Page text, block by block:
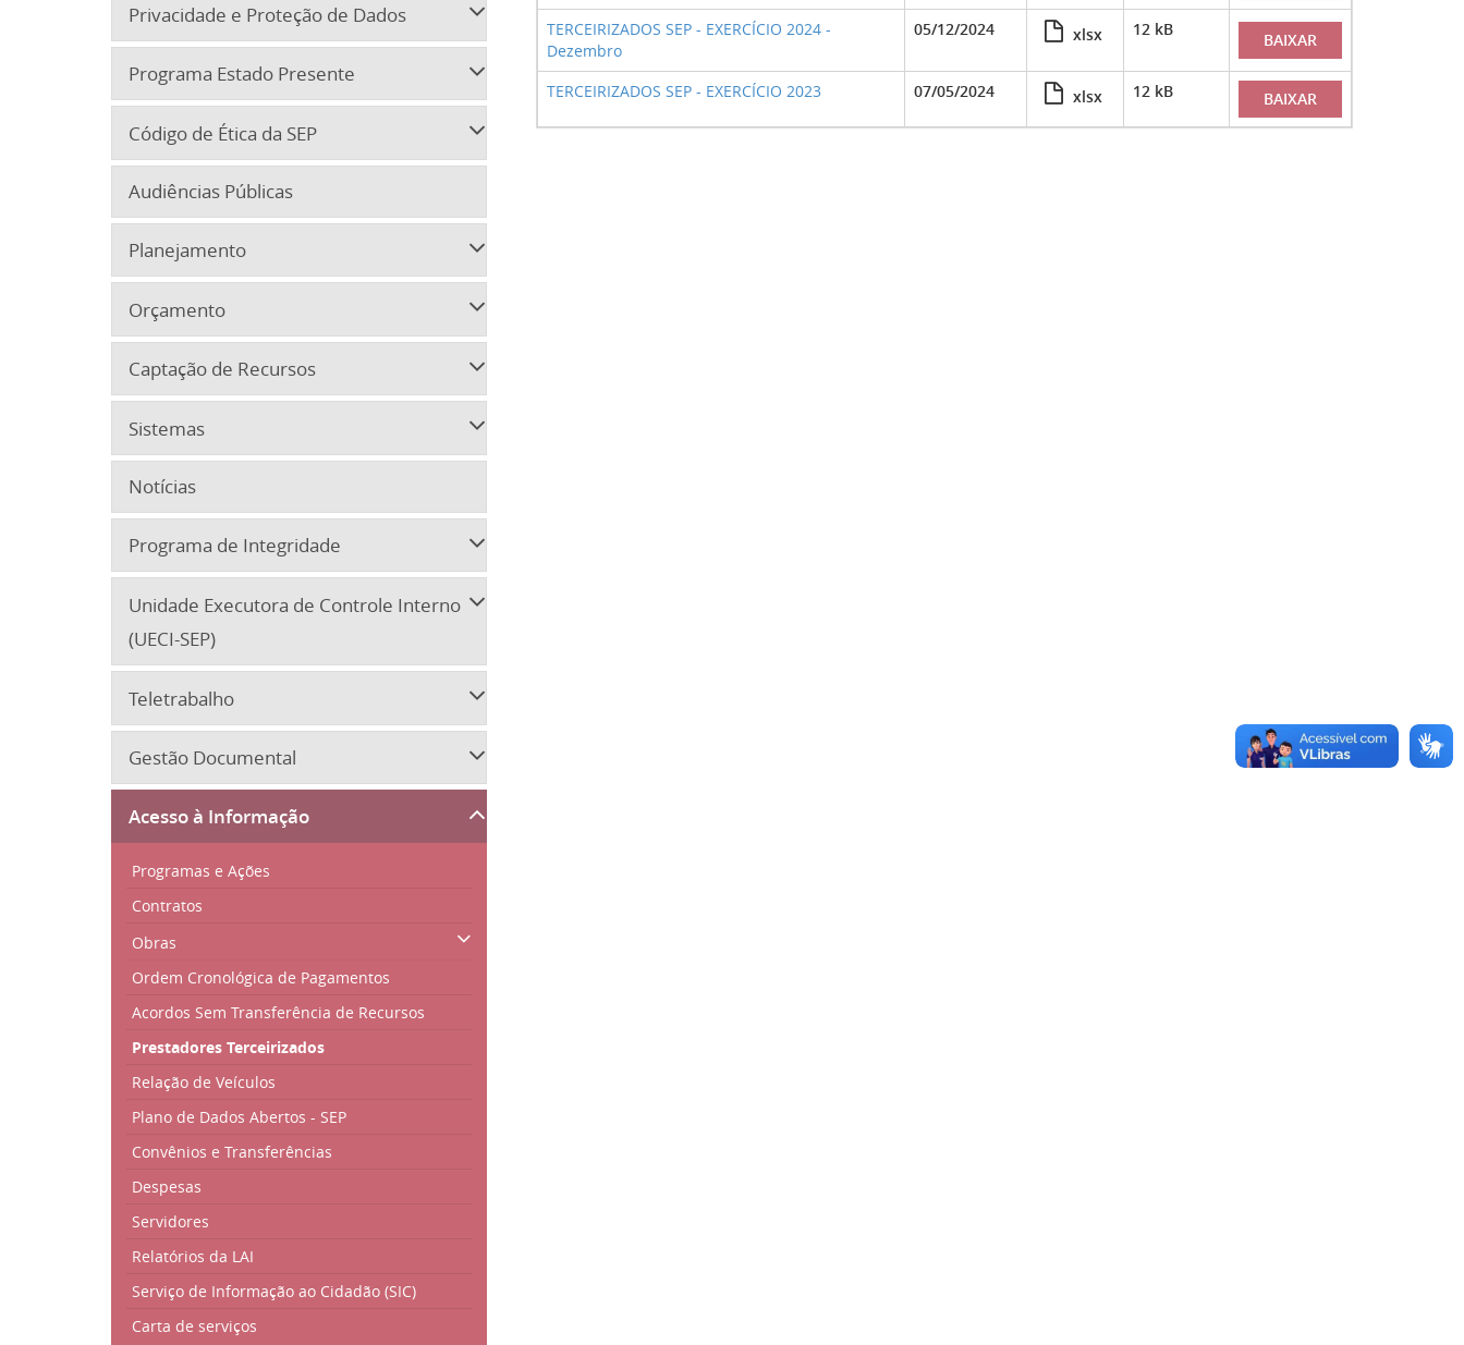
Privacidade e Proteção de Dados
Programa Estado Presente
Código de Ética da SEP
Audiências Públicas
Planejamento
Orçamento
Captação de Recursos
Sistemas
Notícias
Programa de Integridade
Unidade Executora de Controle Interno
(UECI-SEP)
Teletrabalho
Gestão Documental
Acesso à Informação
Programas e Ações
Contratos
Obras
Ordem Cronológica de Pagamentos
Acordos Sem Transferência de Recursos
Prestadores Terceirizados
Relação de Veículos
Plano de Dados Abertos - SEP
Convênios e Transferências
Despesas
Servidores
Relatórios da LAI
Serviço de Informação ao Cidadão (SIC)
Carta de serviços
TERCEIRIZADOS SEP - EXERCÍCIO 2024 -
Dezembro
05/12/2024 xlsx 12 kB
BAIXAR
TERCEIRIZADOS SEP - EXERCÍCIO 2023 07/05/2024 xlsx 12 kB BAIXAR